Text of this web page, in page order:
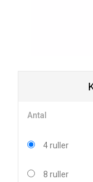
Antal
4 ruller
8 ruller